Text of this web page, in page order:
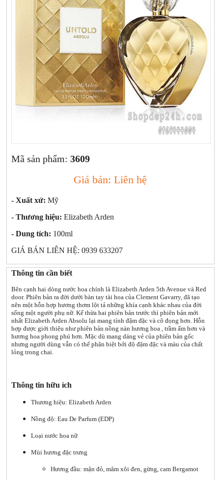
Xịt khoáng
Sữa rửa mặt | Tẩy trang | Lột mụn
Nước hoa hồng | Toner
Sản phẩm trang điểm khác
Kit | Samples các loại
Cushion | BB cream | CC cream
Giảm cân | Tăng cân
Sp chăm sóc da khác
Mã sản phẩm:3609
Giá bán: Liên hệ
- Xuất xứ: Mỹ
- Thương hiệu: Elizabeth Arden
- Dung tích: 100ml
GIÁ BÁN LIÊN HỆ: 0939 633207
Thông tin cần biết
Bên cạnh hai dòng nước hoa chính là Elizabeth Arden 5th Avenue và Red
door. Phiên bản ra đời dưới bàn tay tài hoa của Clement Gavarry, đã tạo
nên một hỗn hợp hương thơm lột tả những khía cạnh khác nhau của đời
sống một người phụ nữ. Kế thừa hai phiên bản trước thì phiên bản mới
nhất Elizabeth Arden Absolu lại mang tính đậm đặc và cô đọng hơn. Hỗn
hợp được giới thiệu như phiên bản nồng nàn hương hoa , trầm ấm hơn và
hương hoa phong phú hơn. Mặc dù mang dáng vẻ của phiên bản gốc
nhưng người dùng vẫn có thể phân biệt bởi độ đậm đặc và màu của chất
lỏng trong chai.
Thông tin hữu ích
Thương hiệu: Elizabeth Arden
Nồng độ: Eau De Parfum (EDP)
Loại nước hoa nữ
Mùi hương đặc trưng
Hương đầu: mận đỏ, mâm xôi đen, gừng, cam Bergamot